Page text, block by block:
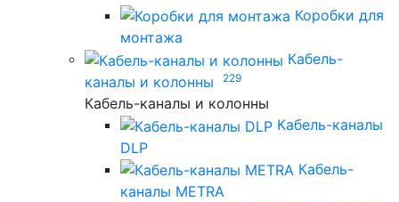
Коробки для
монтажа
Кабель-
каналы и колонны
229
Кабель-каналы и колонны
Кабель-каналы
DLP
Кабель-
каналы METRA